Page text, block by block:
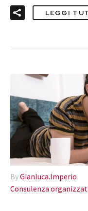
LEGGI
ByGianluca.Imperio
Consulenza